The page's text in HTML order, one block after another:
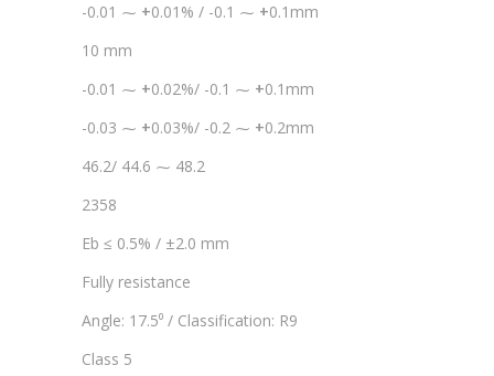
-0.01 ⁓ +0.01% / -0.1 ⁓ +0.1mm
10 mm
-0.01 ⁓ +0.02%/ -0.1 ⁓ +0.1mm
-0.03 ⁓ +0.03%/ -0.2 ⁓ +0.2mm
46.2/ 44.6 ⁓ 48.2
2358
Eb ≤ 0.5% / ±2.0 mm
Fully resistance
Angle: 17.5⁰ / Classification: R9
Class 5